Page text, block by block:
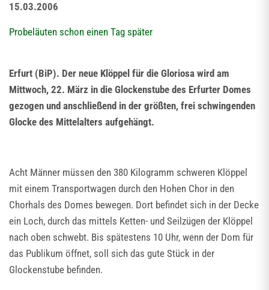
15.03.2006
Probeläuten schon einen Tag später
Erfurt (BiP). Der neue Klöppel für die Gloriosa wird am
Mittwoch, 22. März in die Glockenstube des Erfurter Domes
gezogen und anschließend in der größten, frei schwingenden
Glocke des Mittelalters aufgehängt.
Acht Männer müssen den 380 Kilogramm schweren Klöppel
mit einem Transportwagen durch den Hohen Chor in den
Chorhals des Domes bewegen. Dort befindet sich in der Decke
ein Loch, durch das mittels Ketten- und Seilzügen der Klöppel
nach oben schwebt. Bis spätestens 10 Uhr, wenn der Dom für
das Publikum öffnet, soll sich das gute Stück in der
Glockenstube befinden.